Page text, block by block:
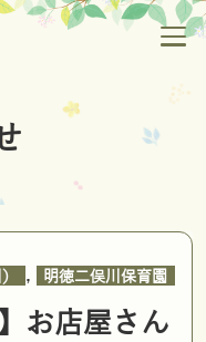
, 明徳二俣川保育園
お店屋さん